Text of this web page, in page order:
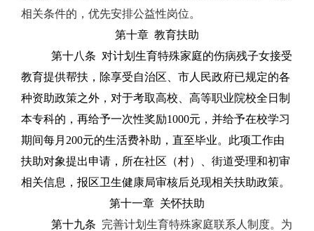
相关条件的，优先安排公益性岗位。
第十章 教育扶助
第十八条 对计划生育特殊家庭的伤病残子女接受
教育提供帮扶，除享受自治区、市人民政府已规定的各
种资助政策之外，对于考取高校、高等职业院校全日制
本专科的，再给予一次性奖励1000元，并给予在校学习
期间每月 200元的生活费补助，直至毕业。此项工作由
扶助对象提出申请，所在社区（村）、街道受理和初审
相关信息，报区卫生健康局审核后兑现相关扶助政策。
第十一章 关怀扶助
第十九条 完善计划生育特殊家庭联系人制度。 为